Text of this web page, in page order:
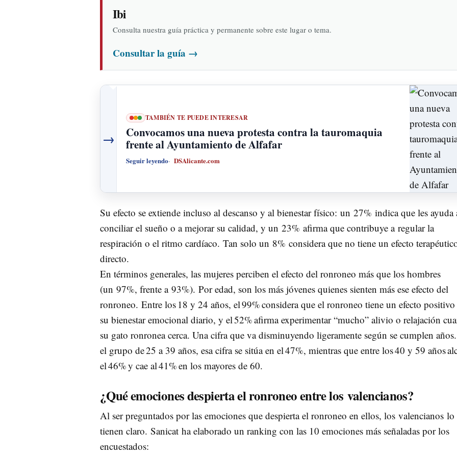
Ibi
Consulta nuestra guía práctica y permanente sobre este lugar o tema.
Consultar la guía →
→
TAMBIÉN TE PUEDE INTERESAR
Convocamos una nueva protesta contra la tauromaquia
frente al Ayuntamiento de Alfafar
Seguir leyendo DSAlicante.com
Su efecto se extiende incluso al descanso y al bienestar físico: un 27% indica que les ayuda
conciliar el sueño o a mejorar su calidad, y un 23% afirma que contribuye a regular la
respiración o el ritmo cardíaco. Tan solo un 8% considera que no tiene un efecto
directo.
En términos generales, las mujeres perciben el efecto del ronroneo más que los hombres
(un 97%, frente a 93%). Por edad, son los más jóvenes quienes sienten más ese efecto del
ronroneo. Entre los 18 y 24 años, el 99% considera que el ronroneo tiene un efecto positivo
su bienestar emocional diario, y el 52% afirma experimentar “mucho” alivio o relajación
su gato ronronea cerca. Una cifra que va disminuyendo ligeramente según se cumplen
el grupo de 25 a 39 años, esa cifra se sitúa en el 47%, mientras que entre los 40 y 59 años
el 46% y cae al 41% en los mayores de 60.
¿Qué emociones despierta el ronroneo entre los valencianos?
Al ser preguntados por las emociones que despierta el ronroneo en ellos, los valencianos lo
tienen claro. Sanicat ha elaborado un ranking con las 10 emociones más señaladas por los
encuestados: